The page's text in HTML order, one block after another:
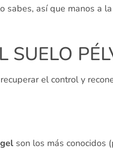
sabes, así que manos a
SUELO
el control y
son los más conocidos